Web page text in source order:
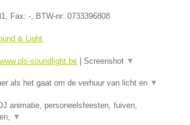
, Fax: - , BTW-nr: 0733396808
& Light
soundlight.be Screenshot ▼
als het gaat om de verhuur van licht en ▼
animatie, personeelsfeesten, fuiven,
▼